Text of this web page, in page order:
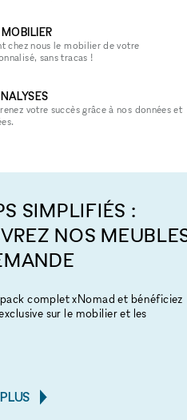
chez nous le mobilier de votre
sans tracas !
votre succès grâce à nos données et
SIMPLIFIÉS :
NOS
complet xNomad et bénéficiez
sur le mobilier et les